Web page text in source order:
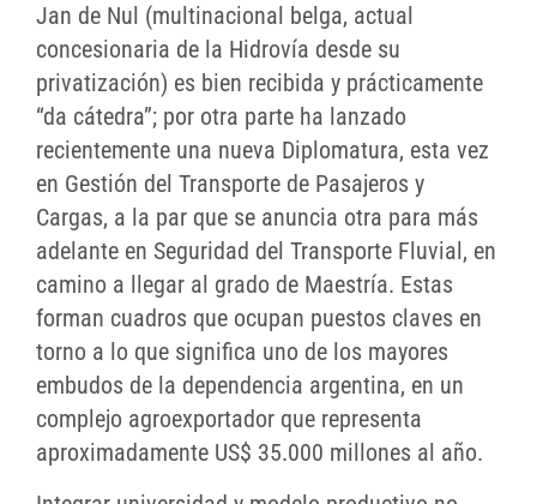
Jan de Nul (multinacional belga, actual
concesionaria de la Hidrovía desde su
privatización) es bien recibida y prácticamente
“da cátedra”; por otra parte ha lanzado
recientemente una nueva Diplomatura, esta vez
en Gestión del Transporte de Pasajeros y
Cargas, a la par que se anuncia otra para más
adelante en Seguridad del Transporte Fluvial, en
camino a llegar al grado de Maestría. Estas
forman cuadros que ocupan puestos claves en
torno a lo que significa uno de los mayores
embudos de la dependencia argentina, en un
complejo agroexportador que representa
aproximadamente US$ 35.000 millones al año.